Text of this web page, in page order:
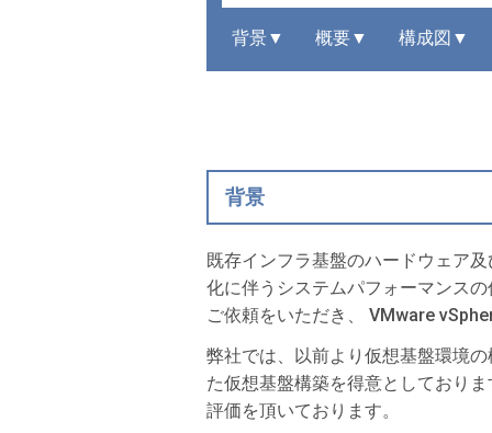
背景▼ 概要▼ 構成図▼
背景
既存インフラ基盤のハードウェア
化に伴うシステムパフォーマンス
ご依頼をいただき、 VMware
弊社では、以前より仮想基盤環境
た仮想基盤構築を得意としており
評価を頂いております。